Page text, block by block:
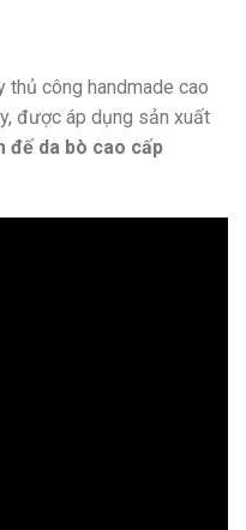
công handmade cao
được áp dụng sản xuất
đế da bò cao cấp